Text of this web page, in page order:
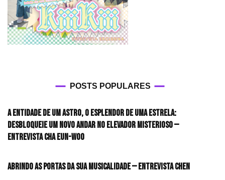
POSTS POPULARES
A entidade de um astro, o esplendor de uma estrela:
desbloqueie um novo andar no elevador misterioso —
Entrevista CHA EUN-WOO
Abrindo as portas da sua musicalidade — Entrevista CHEN